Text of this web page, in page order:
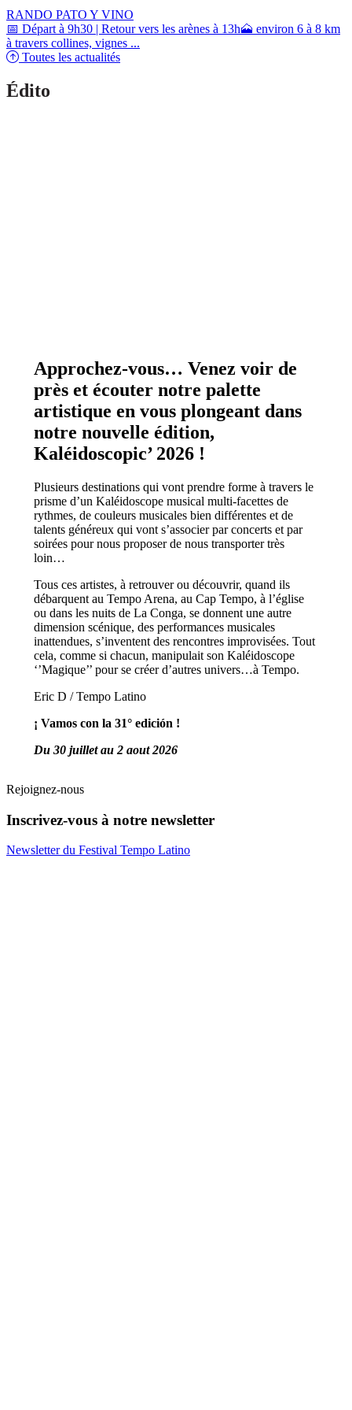
RANDO PATO Y VINO
📅 Départ à 9h30 | Retour vers les arènes à 13h🗻 environ 6 à 8 km
à travers collines, vignes ...
Toutes les actualités
Édito
Approchez-vous… Venez voir de
près et écouter notre palette
artistique en vous plongeant dans
notre nouvelle édition,
Kaléidoscopic’ 2026 !
Plusieurs destinations qui vont prendre forme à travers le
prisme d’un Kaléidoscope musical multi-facettes de
rythmes, de couleurs musicales bien différentes et de
talents généreux qui vont s’associer par concerts et par
soirées pour nous proposer de nous transporter très
loin…
Tous ces artistes, à retrouver ou découvrir, quand ils
débarquent au Tempo Arena, au Cap Tempo, à l’église
ou dans les nuits de La Conga, se donnent une autre
dimension scénique, des performances musicales
inattendues, s’inventent des rencontres improvisées. Tout
cela, comme si chacun, manipulait son Kaléidoscope
‘’Magique’’ pour se créer d’autres univers…à Tempo.
Eric D / Tempo Latino
¡ Vamos con la 31° edición !
Du 30 juillet au 2 aout 2026
Rejoignez-nous
Inscrivez-vous à notre newsletter
Newsletter du Festival Tempo Latino